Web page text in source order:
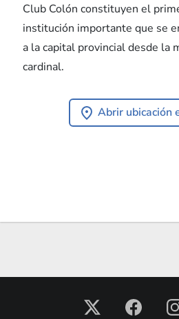
Club Colón constituyen el
institución importante que se
a la capital provincial desde la
cardinal.
Abrir ubicación